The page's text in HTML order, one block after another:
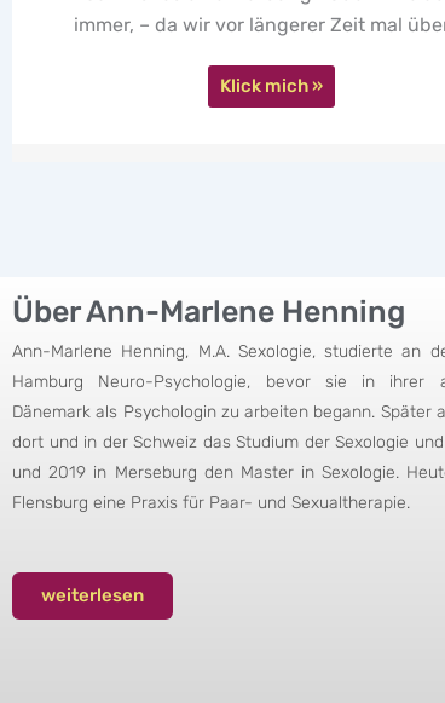
Zeit mal über ...
Über Ann-Marlene Henning
Ann-Marlene Henning, M.A. Sexologie, studierte an
Hamburg Neuro-Psychologie, bevor sie in ihrer
Dänemark als Psychologin zu arbeiten begann. Später
dort und in der Schweiz das Studium der Sexologie
und 2019 in Merseburg den Master in Sexologie.
Flensburg eine Praxis für Paar- und Sexualtherapie.
weiterlesen